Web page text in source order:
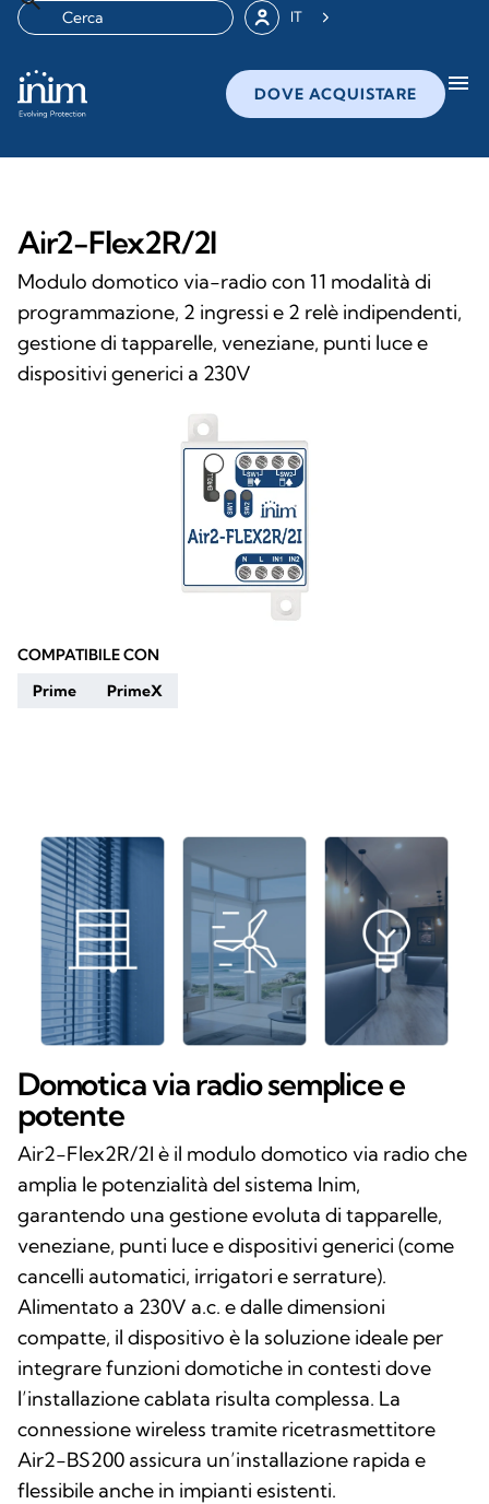
IT
DOVE ACQUISTARE menu
Air2-Flex2R/2I
Modulo domotico via-radio con 11 modalità di
programmazione, 2 ingressi e 2 relè indipendenti,
gestione di tapparelle, veneziane, punti luce e
dispositivi generici a 230V
COMPATIBILE CON
Prime
PrimeX
Domotica via radio semplice e
potente
Air2-Flex2R/2I è il modulo domotico via radio che
amplia le potenzialità del sistema Inim,
garantendo una gestione evoluta di tapparelle,
veneziane, punti luce e dispositivi generici (come
cancelli automatici, irrigatori e serrature).
Alimentato a 230V a.c. e dalle dimensioni
compatte, il dispositivo è la soluzione ideale per
integrare funzioni domotiche in contesti dove
l’installazione cablata risulta complessa. La
connessione wireless tramite ricetrasmettitore
Air2-BS200 assicura un’installazione rapida e
flessibile anche in impianti esistenti.